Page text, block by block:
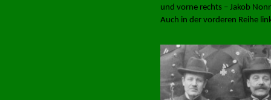
und vorne rechts – Jakob
Auch in der vorderen Reihe